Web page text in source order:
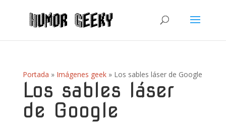
Portada » Imágenes geek» Los sables láser de Google
Los sables láser
de Google